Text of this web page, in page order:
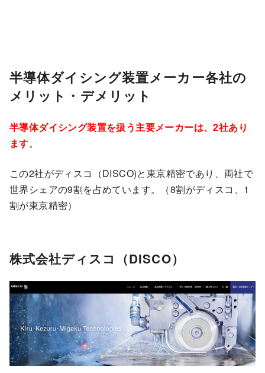
半導体ダイシング装置メーカー各社の
メリット・デメリット
半導体ダイシング装置を扱う主要メーカーは、2社あり
ます。
この2社がディスコ（DISCO)と東京精密であり、両社で
世界シェアの9割を占めています。（8割がディスコ、1
割が東京精密）
株式会社ディスコ（DISCO）